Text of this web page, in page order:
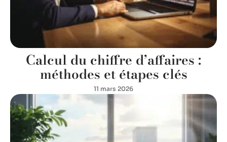
Calcul du chiffre d’affaires :
méthodes et étapes clés
11 mars 2026